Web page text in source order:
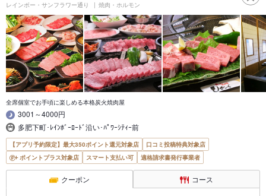
レインボー・サンフラワー通り 焼肉・ホルモン
全席個室でお手頃に楽しめる本格炭火焼肉屋
3001～4000円
多肥下町･ﾚｲﾝﾎﾞｰﾛｰﾄﾞ沿い･ﾊﾟﾜｰｼﾃｨｰ前
【アプリ予約限定】最大350ポイント還元対象店
口コミ投稿特典対象店
ポイントプラス対象店
スマート支払い可 適格請求書発行事業者
クーポン コース